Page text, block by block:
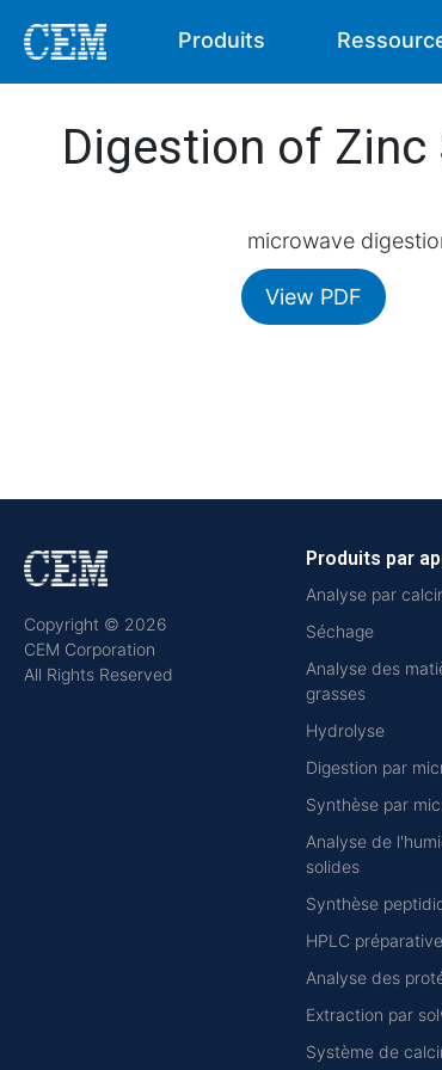
Produits
Digestion of Zinc
microwave
View PDF
Copyright © 2026
CEM Corporation
All Rights Reserved
Produits par
Analyse par
Séchage
Analyse des
grasses
Hydrolyse
Digestion par
Synthèse par
Analyse de
solides
Synthèse
HPLC préparative
Analyse des
Extraction par
Système de